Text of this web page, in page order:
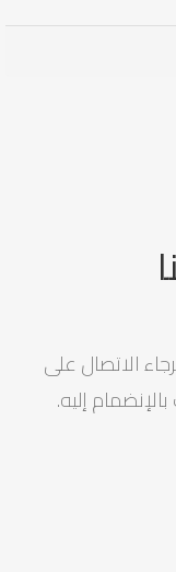
الاتصال على
إليه.